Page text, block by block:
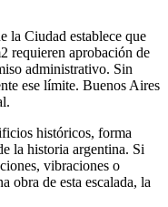
la Ciudad establece que
requieren aprobación de
administrativo. Sin
ese límite. Buenos Aires
históricos, forma
la historia argentina. Si
vibraciones o
obra de esta escalada, la